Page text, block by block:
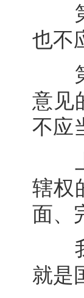
第
也不
第
意见
不应
上
辖权
面、
我
就是